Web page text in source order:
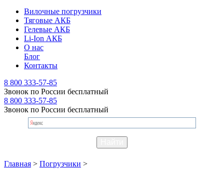
Вилочные погрузчики
Тяговые АКБ
Гелевые АКБ
Li-Ion АКБ
О нас
Блог
Контакты
8 800 333-57-85
Звонок по России бесплатный
8 800 333-57-85
Звонок по России бесплатный
Главная > Погрузчики >